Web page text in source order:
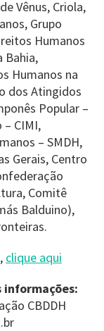
Vênus, Criola,
Grupo
Humanos
Bahia,
Humanos na
dos Atingidos
Popular –
– CIMI,
– SMDH,
Gerais, Centro
Comitê
Balduino),
clique aqui
CBDDH